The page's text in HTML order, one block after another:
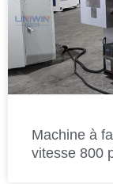
Machine à
vitesse 800